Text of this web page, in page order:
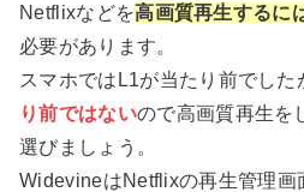
Netflixなどを高画質再生するに
必要があります。
スマホではL1が当たり前でした
り前ではないので高画質再生を
選びましょう。
WidevineはNetflixの再生管理